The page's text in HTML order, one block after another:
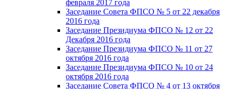
февраля 2017 года
Заседание Совета ФПСО № 5 от 22 декабря
2016 года
Заседание Президиума ФПСО № 12 от 22
Декабря 2016 года
Заседание Президиума ФПСО № 11 от 27
октября 2016 года
Заседание Президиума ФПСО № 10 от 24
октября 2016 года
Заседание Совета ФПСО № 4 от 13 октября